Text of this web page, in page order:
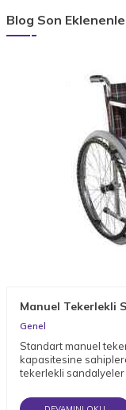
Blog Son
Manuel Tekerlekli
Genel
Standart manuel
kapasitesine
tekerlekli